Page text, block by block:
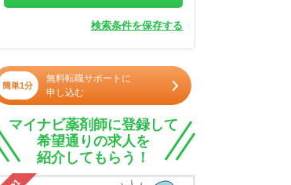
検索条件を保存する
簡単1分
無料転職サポートに
申し込む
マイナビ薬剤師に登録して
希望通りの求人を
紹介してもらう！